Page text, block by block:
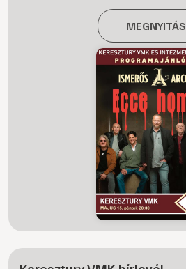
MEGNYITÁS